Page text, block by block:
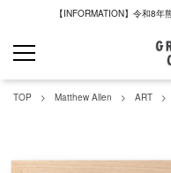
【INFORMATION】令和8
TOP Matthew Allen ART